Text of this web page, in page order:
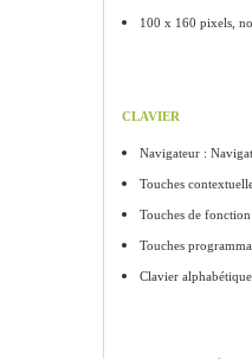
100 x 160 pixels,
CLAVIER
Navigateur :
Touches
Touches de
Touches
Clavier alphabétique